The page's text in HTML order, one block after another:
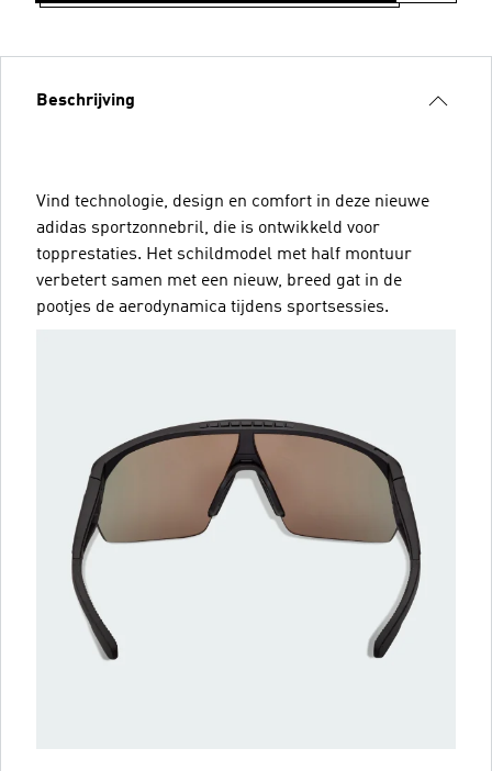
Beschrijving
Vind technologie, design en comfort in deze nieuwe
adidas sportzonnebril, die is ontwikkeld voor
topprestaties. Het schildmodel met half montuur
verbetert samen met een nieuw, breed gat in de
pootjes de aerodynamica tijdens sportsessies.